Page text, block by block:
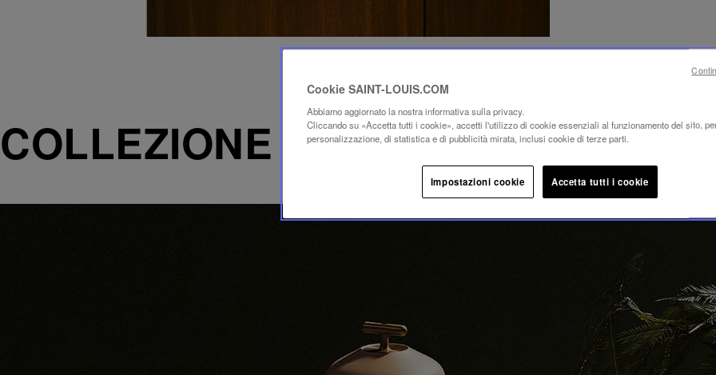
COLLEZIONE FOLIA
Cookie SAINT-LOUIS.COM
Abbiamo aggiornato la nostra informativa sulla privacy.
Cliccando su «Accetta tutti i cookie», accetti l'utilizzo di cookie essenziali al funzionamento del sito,
personalizzazione, di statistica e di pubblicità mirata, inclusi cookie di terze parti.
Impostazioni cookie Accetta tutti i cookie